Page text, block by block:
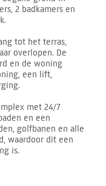
2 badkamers en
tot het terras,
overlopen. De
en de woning
een lift,
met 24/7
en een
golfbanen en alle
waardoor dit een
is.